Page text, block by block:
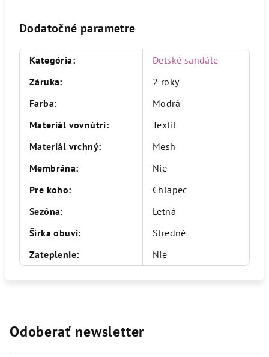
Dodatočné parametre
Kategória:
Detské sandále
Záruka:
2 roky
Farba:
Modrá
Materiál vovnútri:
Textil
Materiál vrchný:
Mesh
Membrána:
Nie
Pre koho:
Chlapec
Sezóna:
Letná
Šírka obuvi:
Stredné
Zateplenie: Nie
Odoberať newsletter